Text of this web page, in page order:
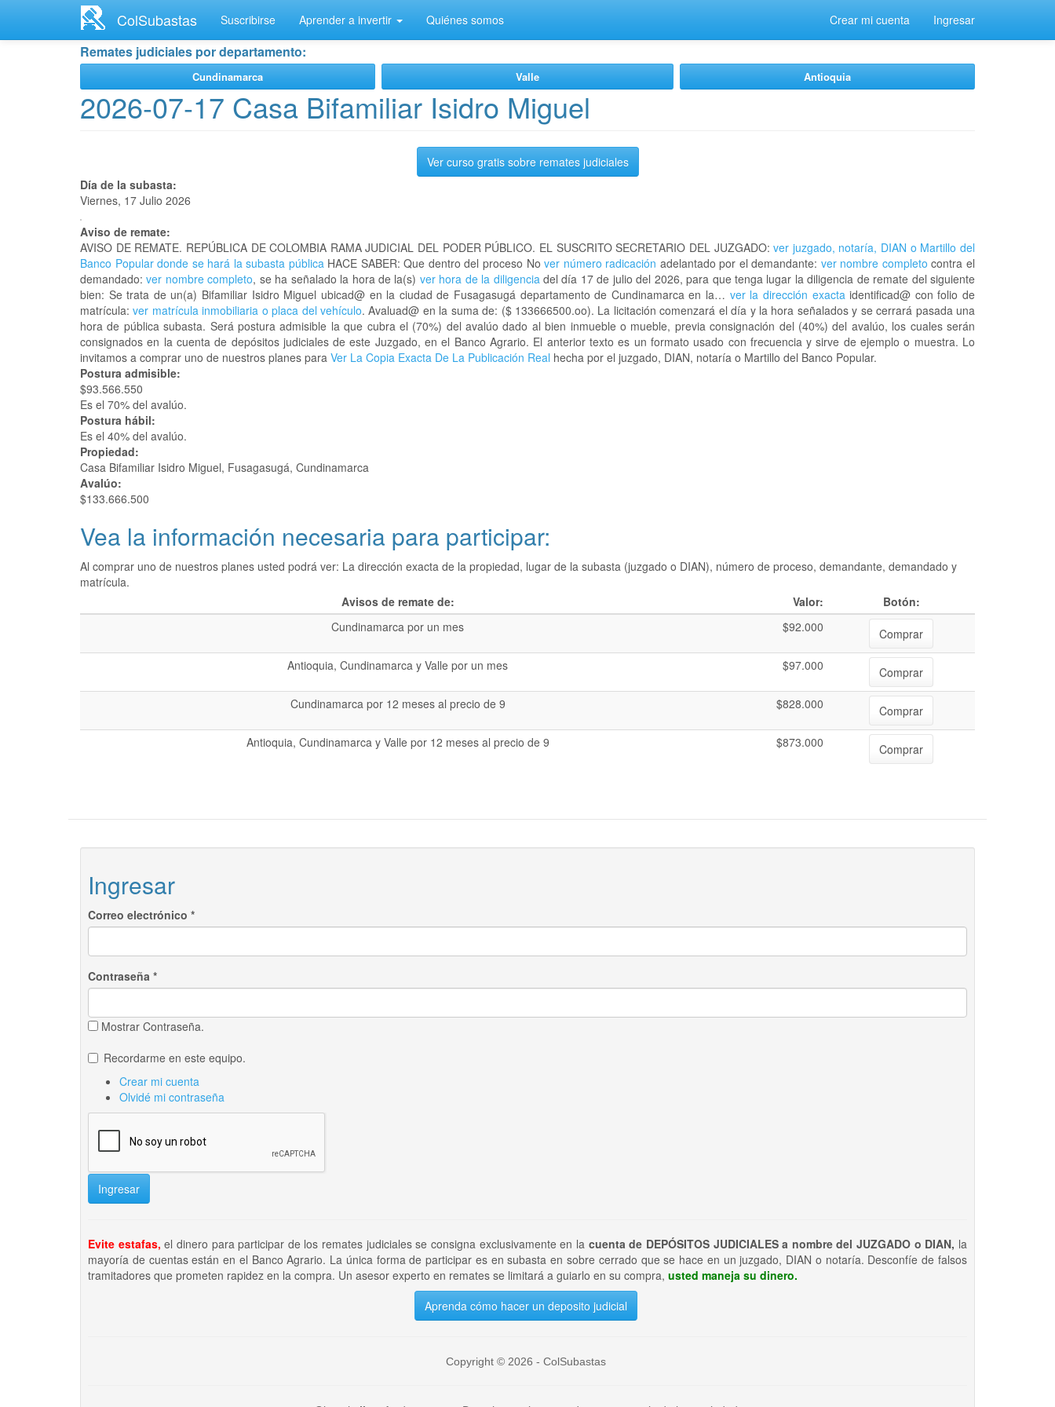
contenido
ColSubastas Suscribirse Aprender a invertir Quiénes somos Crear mi cuenta Ingresar
Remates judiciales por departamento:
Cundinamarca Valle Antioquia
2026-07-17 Casa Bifamiliar Isidro Miguel
Ver curso gratis sobre remates judiciales
Día de la subasta:
Viernes, 17 Julio 2026
Aviso de remate:
AVISO DE REMATE. REPÚBLICA DE COLOMBIA RAMA JUDICIAL DEL PODER PÚBLICO. EL SUSCRITO SECRETARIO DEL JUZGADO: ver juzgado, notaría, DIAN o Martillo del
Banco Popular donde se hará la subasta públicaHACE SABER: Que dentro del proceso Nover número radicación adelantado por el demandante: ver nombre completo contra el
demandado:ver nombre completo, se ha señalado la hora de la(s) ver hora de la diligenciadel día 17 de julio del 2026, para que tenga lugar la diligencia de remate del siguiente
bien: Se trata de un(a) Bifamiliar Isidro Miguel ubicad@ en la ciudad de Fusagasugá departamento de Cundinamarca en la… ver la dirección exactaidentificad@ con folio de
matrícula:ver matrícula inmobiliaria o placa del vehículo. Avaluad@ en la suma de: ($ 133666500.oo). La licitación comenzará el día y la hora señalados y se cerrará pasada una
hora de pública subasta. Será postura admisible la que cubra el (70%) del avalúo dado al bien inmueble o mueble, previa consignación del (40%) del avalúo, los cuales serán
consignados en la cuenta de depósitos judiciales de este Juzgado, en el Banco Agrario. El anterior texto es un formato usado con frecuencia y sirve de ejemplo o muestra. Lo
invitamos a comprar uno de nuestros planes para Ver La Copia Exacta De La Publicación Real hecha por el juzgado, DIAN, notaría o Martillo del Banco Popular.
Postura admisible:
$93.566.550
Es el 70% del avalúo.
Postura hábil:
Es el 40% del avalúo.
Propiedad:
Casa Bifamiliar Isidro Miguel, Fusagasugá, Cundinamarca
Avalúo:
$133.666.500
Vea la información necesaria para participar:
Al comprar uno de nuestros planes usted podrá ver: La dirección exacta de la propiedad, lugar de la subasta (juzgado o DIAN), número de proceso, demandante, demandado y
matrícula.
Avisos de remate de:
Valor:
Botón:
Cundinamarca por un mes
$92.000
Comprar
Antioquia, Cundinamarca y Valle por un mes
$97.000
Comprar
Cundinamarca por 12 meses al precio de 9
$828.000
Comprar
Antioquia, Cundinamarca y Valle por 12 meses al precio de 9
$873.000 Comprar
Ingresar
Correo electrónico *
Contraseña *
Mostrar Contraseña.
Recordarme en este equipo.
Crear mi cuenta
Olvidé mi contraseña
Ingresar
Evite estafas, el dinero para participar de los remates judiciales se consigna exclusivamente en lacuenta de DEPÓSITOS JUDICIALES a nombre del JUZGADO o DIAN, la
mayoría de cuentas están en el Banco Agrario. La única forma de participar es en subasta en sobre cerrado que se hace en un juzgado, DIAN o notaría. Desconfíe de falsos
tramitadores que prometen rapidez en la compra. Un asesor experto en remates se limitará a guiarlo en su compra, usted maneja su dinero.
Aprenda cómo hacer un deposito judicial
Copyright © 2026 - ColSubastas